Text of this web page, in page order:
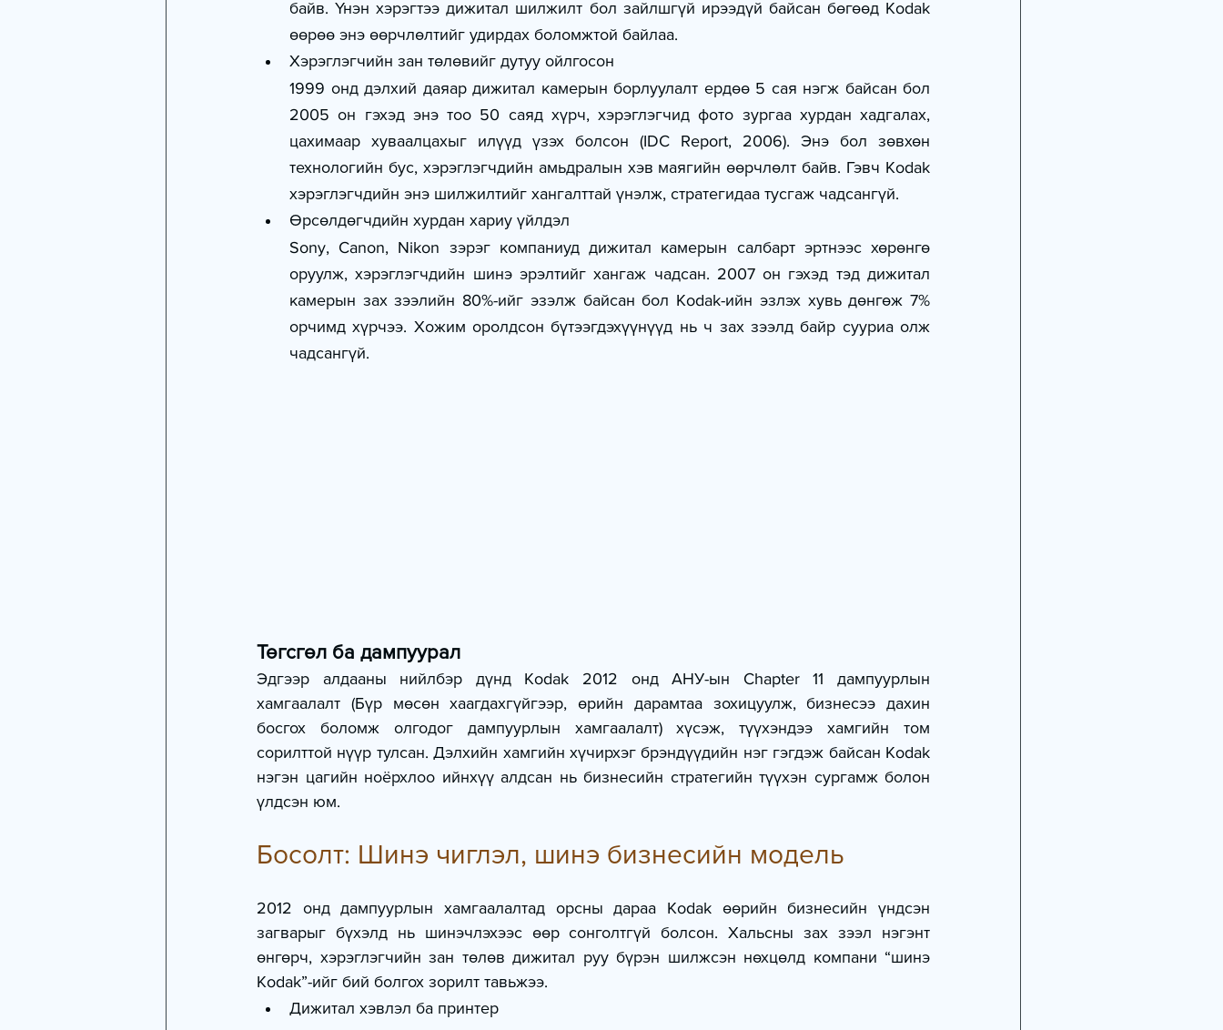
байв. Үнэн хэрэгтээ дижитал шилжилт бол зайлшгүй ирээдүй байсан бөгөөд Kodak
өөрөө энэ өөрчлөлтийг удирдах боломжтой байлаа.
Хэрэглэгчийн зан төлөвийг дутуу ойлгосон
1999 онд дэлхий даяар дижитал камерын борлуулалт ердөө 5 сая нэгж байсан бол
2005 он гэхэд энэ тоо 50 саяд хүрч, хэрэглэгчид фото зургаа хурдан хадгалах,
цахимаар хуваалцахыг илүүд үзэх болсон (IDC Report, 2006). Энэ бол зөвхөн
технологийн бус, хэрэглэгчдийн амьдралын хэв маягийн өөрчлөлт байв. Гэвч Kodak
хэрэглэгчдийн энэ шилжилтийг хангалттай үнэлж, стратегидаа тусгаж чадсангүй.
Өрсөлдөгчдийн хурдан хариу үйлдэл
Sony, Canon, Nikon зэрэг компаниуд дижитал камерын салбарт эртнээс хөрөнгө
оруулж, хэрэглэгчдийн шинэ эрэлтийг хангаж чадсан. 2007 он гэхэд тэд дижитал
камерын зах зээлийн 80%-ийг эзэлж байсан бол Kodak-ийн эзлэх хувь дөнгөж 7%
орчимд хүрчээ. Хожим оролдсон бүтээгдэхүүнүүд нь ч зах зээлд байр сууриа олж
чадсангүй.
Төгсгөл ба дампуурал
Эдгээр алдааны нийлбэр дүнд Kodak 2012 онд АНУ-ын Chapter 11 дампуурлын
хамгаалалт (Бүр мөсөн хаагдахгүйгээр, өрийн дарамтаа зохицуулж, бизнесээ дахин
босгох боломж олгодог дампуурлын хамгаалалт) хүсэж, түүхэндээ хамгийн том
сорилттой нүүр тулсан. Дэлхийн хамгийн хүчирхэг брэндүүдийн нэг гэгдэж байсан Kodak
нэгэн цагийн ноёрхлоо ийнхүү алдсан нь бизнесийн стратегийн түүхэн сургамж болон
үлдсэн юм.
Босолт: Шинэ чиглэл, шинэ бизнесийн модель
2012 онд дампуурлын хамгаалалтад орсны дараа Kodak өөрийн бизнесийн үндсэн
загварыг бүхэлд нь шинэчлэхээс өөр сонголтгүй болсон. Хальсны зах зээл нэгэнт
өнгөрч, хэрэглэгчийн зан төлөв дижитал руу бүрэн шилжсэн нөхцөлд компани “шинэ
Kodak”-ийг бий болгох зорилт тавьжээ.
Дижитал хэвлэл ба принтер